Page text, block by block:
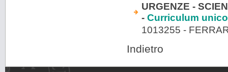
URGENZE -
- Curriculum unico
1013255 -
Indietro